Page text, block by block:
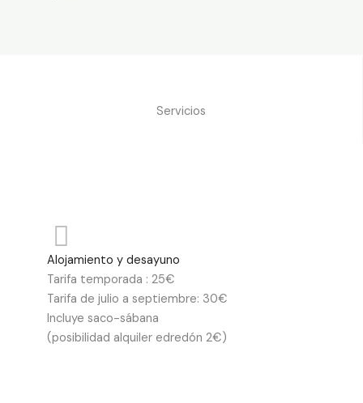
Servicios
Alojamiento y desayuno
Tarifa temporada : 25€
Tarifa de julio a septiembre: 30€
Incluye saco-sábana
(posibilidad alquiler edredón 2€)